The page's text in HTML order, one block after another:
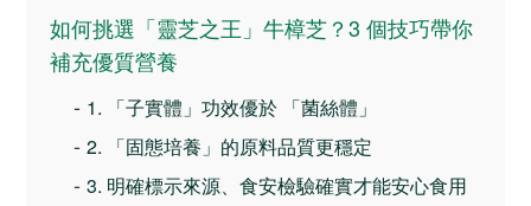
如何挑選「靈芝之王」牛樟芝？3 個技巧帶你
補充優質營養
- 1. 「子實體」功效優於 「菌絲體」
- 2. 「固態培養」的原料品質更穩定
- 3. 明確標示來源、食安檢驗確實才能安心食用